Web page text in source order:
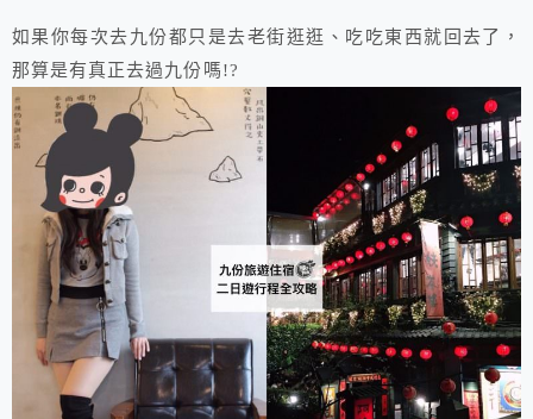
如果你每次去九份都只是去老街逛逛、吃吃東西就回去了，
那算是有真正去過九份嗎!?